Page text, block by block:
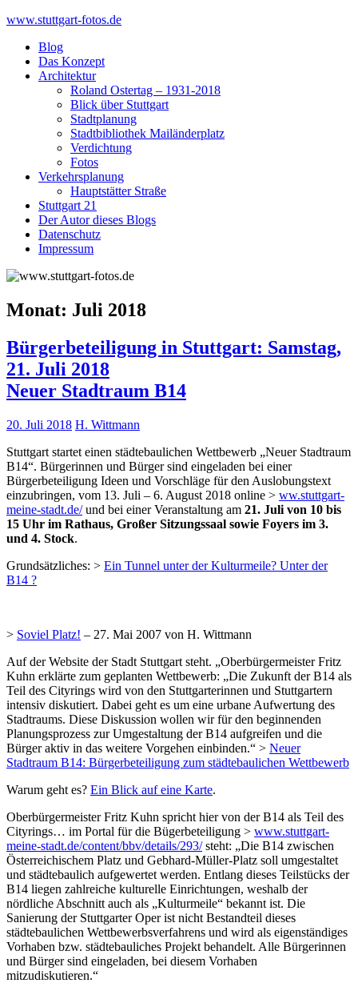
Skip
content
www.stuttgart-fotos.de
Blog
Das Konzept
Architektur
Roland Ostertag – 1931-2018
Blick über Stuttgart
Stadtplanung
Stadtbibliothek Mailänderplatz
Verdichtung
Fotos
Verkehrsplanung
Hauptstätter Straße
Stuttgart 21
Der Autor dieses Blogs
Datenschutz
Impressum
Monat: Juli 2018
Bürgerbeteiligung in Stuttgart: Samstag,
21. Juli 2018
Neuer Stadtraum B14
20. Juli 2018 H. Wittmann
Stuttgart startet einen städtebaulichen Wettbewerb „Neuer Stadtraum
B14“. Bürgerinnen und Bürger sind eingeladen bei einer
Bürgerbeteiligung Ideen und Vorschläge für den Auslobungstext
einzubringen, vom 13. Juli – 6. August 2018 online > ww.stuttgart-
meine-stadt.de/und bei einer Veranstaltung am 21. Juli von 10 bis
15 Uhr im Rathaus, Großer Sitzungssaal sowie Foyers im 3.
und 4. Stock.
Grundsätzliches: > Ein Tunnel unter der Kulturmeile? Unter der
B14 ?
> Soviel Platz! – 27. Mai 2007 von H. Wittmann
Auf der Website der Stadt Stuttgart steht. „Oberbürgermeister Fritz
Kuhn erklärte zum geplanten Wettbewerb: „Die Zukunft der B14 als
Teil des Cityrings wird von den Stuttgarterinnen und Stuttgartern
intensiv diskutiert. Dabei geht es um eine urbane Aufwertung des
Stadtraums. Diese Diskussion wollen wir für den beginnenden
Planungsprozess zur Umgestaltung der B14 aufgreifen und die
Bürger aktiv in das weitere Vorgehen einbinden.“ > Neuer
Stadtraum B14: Bürgerbeteiligung zum städtebaulichen Wettbewerb
Warum geht es? Ein Blick auf eine Karte.
Oberbürgermeister Fritz Kuhn spricht hier von der B14 als Teil des
Cityrings… im Portal für die Bügerbeteiligung > www.stuttgart-
meine-stadt.de/content/bbv/details/293/steht: „Die B14 zwischen
Österreichischem Platz und Gebhard-Müller-Platz soll umgestaltet
und städtebaulich aufgewertet werden. Entlang dieses Teilstücks der
B14 liegen zahlreiche kulturelle Einrichtungen, weshalb der
nördliche Abschnitt auch als „Kulturmeile“ bekannt ist. Die
Sanierung der Stuttgarter Oper ist nicht Bestandteil dieses
städtebaulichen Wettbewerbsverfahrens und wird als eigenständiges
Vorhaben bzw. städtebauliches Projekt behandelt. Alle Bürgerinnen
und Bürger sind eingeladen, bei diesem Vorhaben
mitzudiskutieren.“